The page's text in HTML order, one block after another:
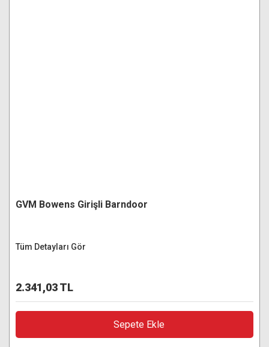
GVM Bowens Girişli Barndoor
Tüm Detayları Gör
2.341,03 TL
Sepete Ekle